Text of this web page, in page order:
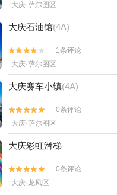
大庆·萨尔图区
大庆石油馆(4A)


1条评论
大庆·萨尔图区
大庆赛车小镇(4A)


0条评论
大庆·萨尔图区
大庆彩虹滑梯


0条评论
大庆·龙凤区